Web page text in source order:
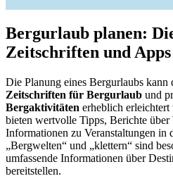
Bergurlaub planen:
Zeitschriften und Apps
Die Planung eines Bergurlaubs
Zeitschriften für Bergurlaub und
Bergaktivitäten erheblich
bieten wertvolle Tipps, Berichte
Informationen zu Veranstaltungen in
„Bergwelten“ und „klettern“ sind
umfassende Informationen über
bereitstellen.